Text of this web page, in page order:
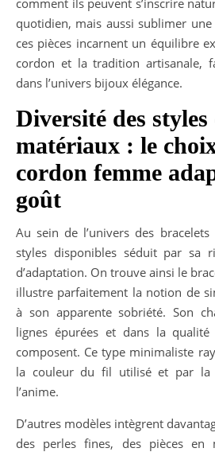
quotidien, mais aussi sublimer
ces pièces incarnent un équilibre
cordon et la tradition artisanale,
dans l’univers bijoux élégance.
Diversité des styles
matériaux : le
cordon femme
goût
Au sein de l’univers des
styles disponibles séduit par sa
d’adaptation. On trouve ainsi le
illustre parfaitement la notion de
à son apparente sobriété. Son
lignes épurées et dans la
composent. Ce type minimaliste
la couleur du fil utilisé et par la
l’anime.
D’autres modèles intègrent
des perles fines, des pièces en